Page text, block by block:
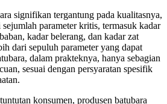
signifikan tergantung pada kualitasnya,
parameter kritis, termasuk kadar
kadar belerang, dan kadar zat
dari sepuluh parameter yang dapat
dalam prakteknya, hanya sebagian
sesuai dengan persyaratan spesifik
konsumen, produsen batubara